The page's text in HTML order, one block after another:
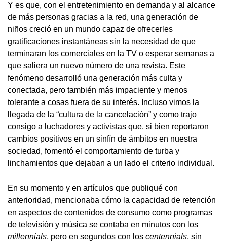
Y es que, con el entretenimiento en demanda y al alcance
de más personas gracias a la red, una generación de
niños creció en un mundo capaz de ofrecerles
gratificaciones instantáneas sin la necesidad de que
terminaran los comerciales en la TV o esperar semanas a
que saliera un nuevo número de una revista. Este
fenómeno desarrolló una generación más culta y
conectada, pero también más impaciente y menos
tolerante a cosas fuera de su interés. Incluso vimos la
llegada de la “cultura de la cancelación” y como trajo
consigo a luchadores y activistas que, si bien reportaron
cambios positivos en un sinfín de ámbitos en nuestra
sociedad, fomentó el comportamiento de turba y
linchamientos que dejaban a un lado el criterio individual.
En su momento y en artículos que publiqué con
anterioridad, mencionaba cómo la capacidad de retención
en aspectos de contenidos de consumo como programas
de televisión y música se contaba en minutos con los
millennials, pero en segundos con los centennials, sin